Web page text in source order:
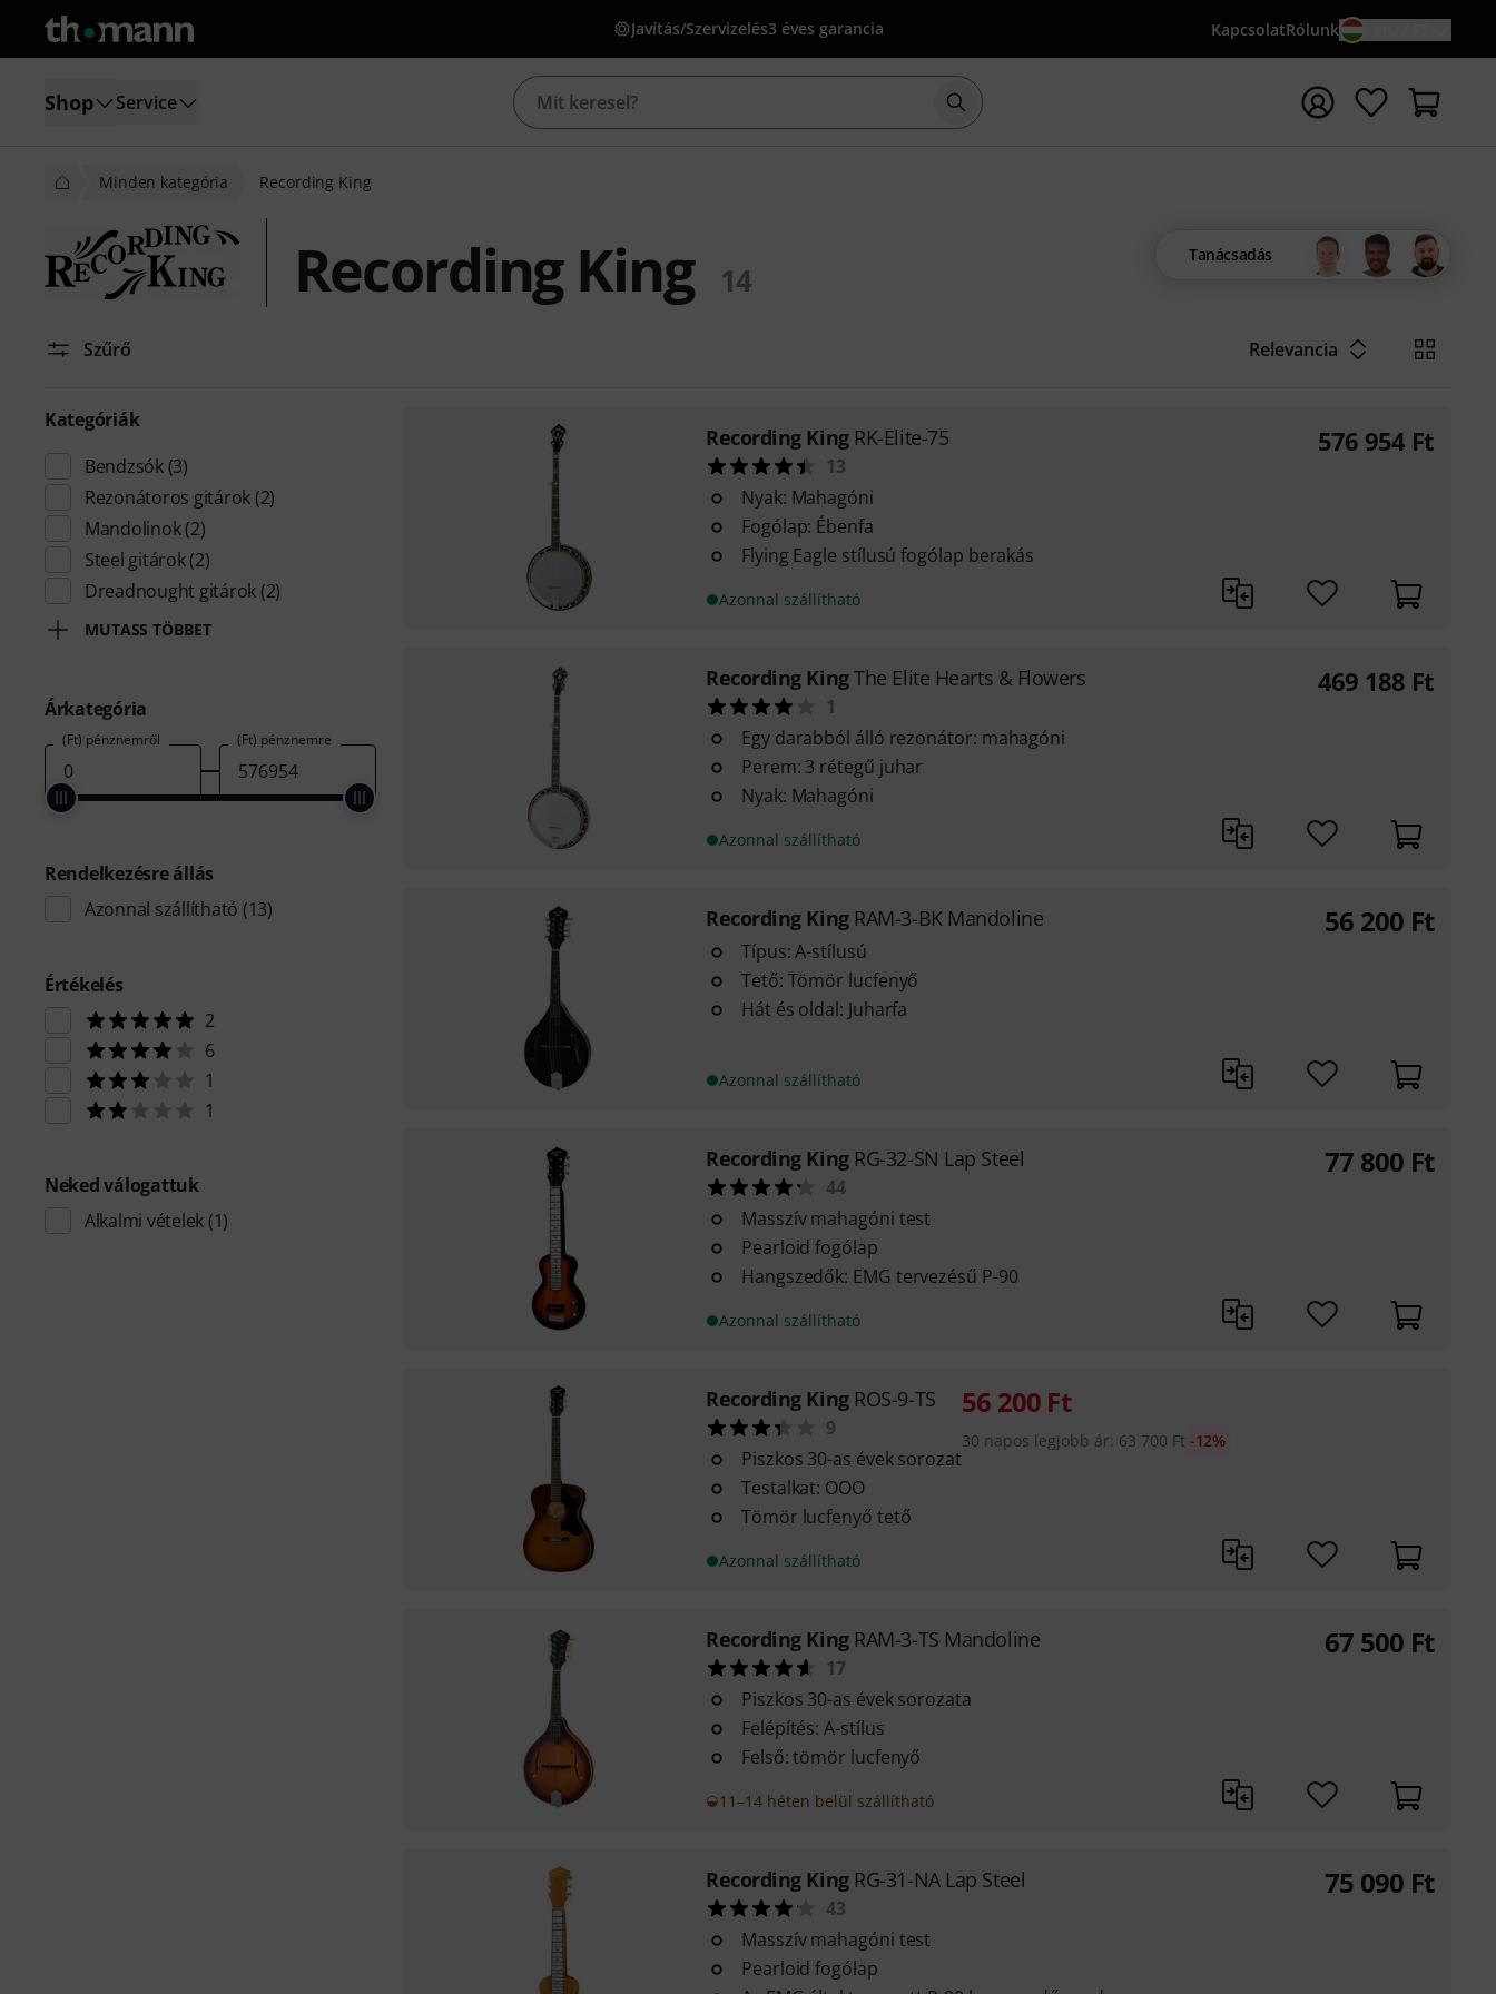
Javítás/Szervizelés3 éves garancia KapcsolatRólunk
Shop Service Keresés indítása {searchTerm} keresőszóval
Minden kategória Recording King
Recording King 14
Tanácsadás
Szűrő Relevancia
Kategóriák
Bendzsók(3)
Rezonátoros gitárok (2)
Mandolinok(2)
Steel gitárok(2)
Dreadnought gitárok (2)
MUTASS TÖBBET
Árkategória
(Ft) pénznemről (Ft) pénznemre
Rendelkezésre állás
Azonnal szállítható (13)
Értékelés
2
6
1
1
Neked válogattuk
Alkalmi vételek (1)
Recording King RK-Elite-75
13
Nyak: Mahagóni
Fogólap: Ébenfa
Flying Eagle stílusú fogólap berakás
Azonnal szállítható
576 954 Ft
Recording KingThe Elite Hearts & Flowers
1
Egy darabból álló rezonátor: mahagóni
Perem: 3 rétegű juhar
Nyak: Mahagóni
Azonnal szállítható
469 188 Ft
Recording King RAM-3-BK Mandoline
Típus: A-stílusú
Tető: Tömör lucfenyő
Hát és oldal: Juharfa
Azonnal szállítható
56 200 Ft
Recording King RG-32-SN Lap Steel
44
Masszív mahagóni test
Pearloid fogólap
Hangszedők: EMG tervezésű P-90
Azonnal szállítható
77 800 Ft
Recording King ROS-9-TS
9
Piszkos 30-as évek sorozat
Testalkat: OOO
Tömör lucfenyő tető
Azonnal szállítható
56 200 Ft
30 napos legjobb ár: 63 700 Ft -12%
Recording King RAM-3-TS Mandoline
17
Piszkos 30-as évek sorozata
Felépítés: A-stílus
Felső: tömör lucfenyő
11–14 héten belül szállítható
67 500 Ft
Recording King RG-31-NA Lap Steel
43
Masszív mahagóni test
Pearloid fogólap
75 090 Ft